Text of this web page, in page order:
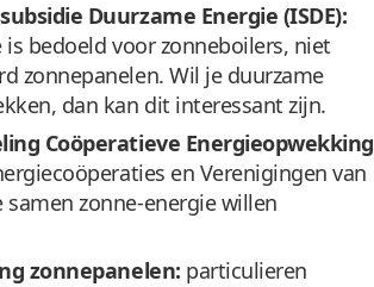
Duurzame Energie (ISDE):
is bedoeld voor zonneboilers, niet
zonnepanelen. Wil je duurzame
dan kan dit interessant zijn.
Coöperatieve Energieopwekking
en Verenigingen van
samen zonne-energie willen
zonnepanelen: particulieren